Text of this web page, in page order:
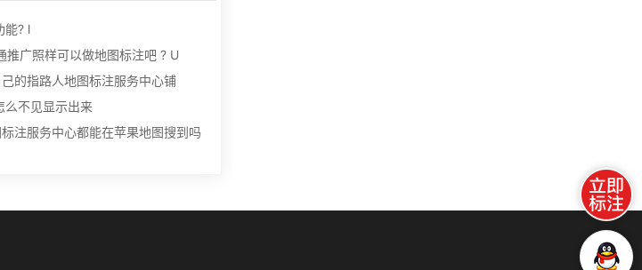
能? l
推广照样可以做地图标注吧 ? U
的指路人地图标注服务中心铺
么不见显示出来
注服务中心都能在苹果地图搜到吗